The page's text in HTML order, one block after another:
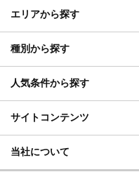
エリアから探す
種別から探す
人気条件から探す
サイトコンテンツ
当社について